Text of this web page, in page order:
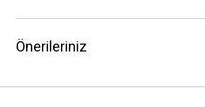
Önerileriniz